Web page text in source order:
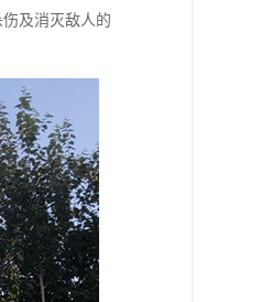
及消灭敌人的